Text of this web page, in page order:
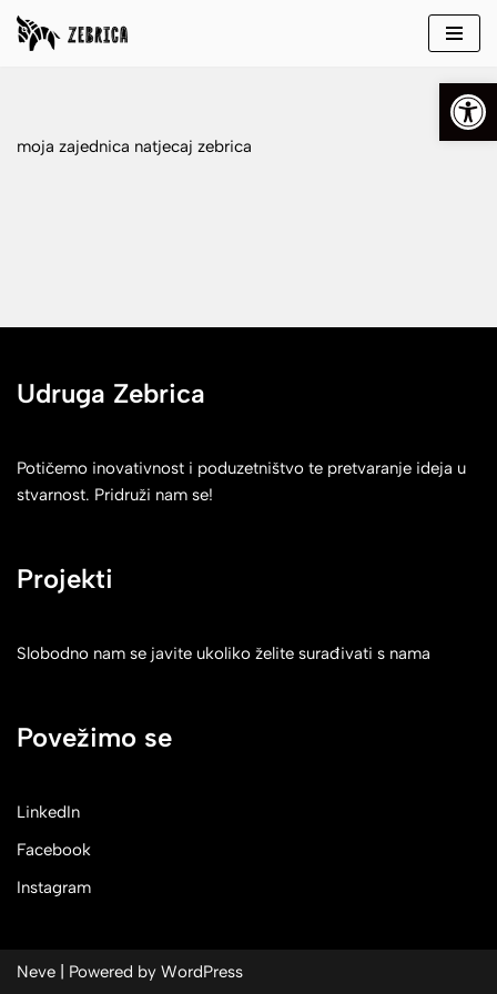
moja zajednica natjecaj zebrica
Udruga Zebrica
Potičemo inovativnost i poduzetništvo te pretvaranje ideja u
stvarnost. Pridruži nam se!
Projekti
Slobodno nam se javite ukoliko želite surađivati s nama
Povežimo se
LinkedIn
Facebook
Instagram
Neve | Powered by WordPress